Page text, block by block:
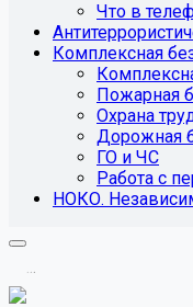
Что в
Комплексная
Пожарная
Охрана
Дорожная
ГО и ЧС
Работа с
НОКО.
...